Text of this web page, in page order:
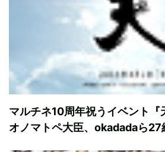
マルチネ10周年祝うイベント『
オノマトペ大臣、okadadaら27